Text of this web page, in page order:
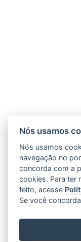
Nós usamos
Nós usamos
navegação no
concorda com a
cookies. Para ter
feito, acesse
Se você